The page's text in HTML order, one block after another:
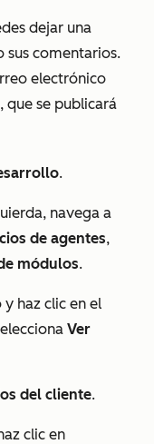
dejar una
sus comentarios.
electrónico
que se publicará
.
navega a
de agentes,
módulos.
haz clic en el
Ver
del cliente.
clic en